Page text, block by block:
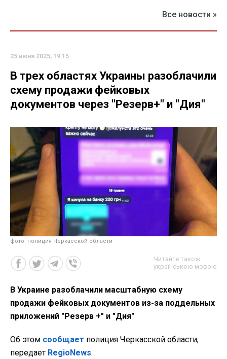
Все новости »
25 июня 2025, 19:15
В трех областях Украины разоблачили
схему продажи фейковых
документов через "Резерв+" и "Дия"
фото: полиция Черкасской области
Читайте також
українською мовою
В Украине разоблачили масштабную схему
продажи фейковых документов из-за поддельных
приложений "Резерв +" и "Дия"
Об этом сообщает полиция Черкасской области,
передает RegioNews.